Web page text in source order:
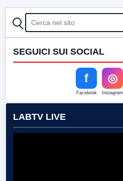
CERCA
SEGUICI SUI SOCIAL
f
Facebook
◎
Instagram
LABTV LIVE